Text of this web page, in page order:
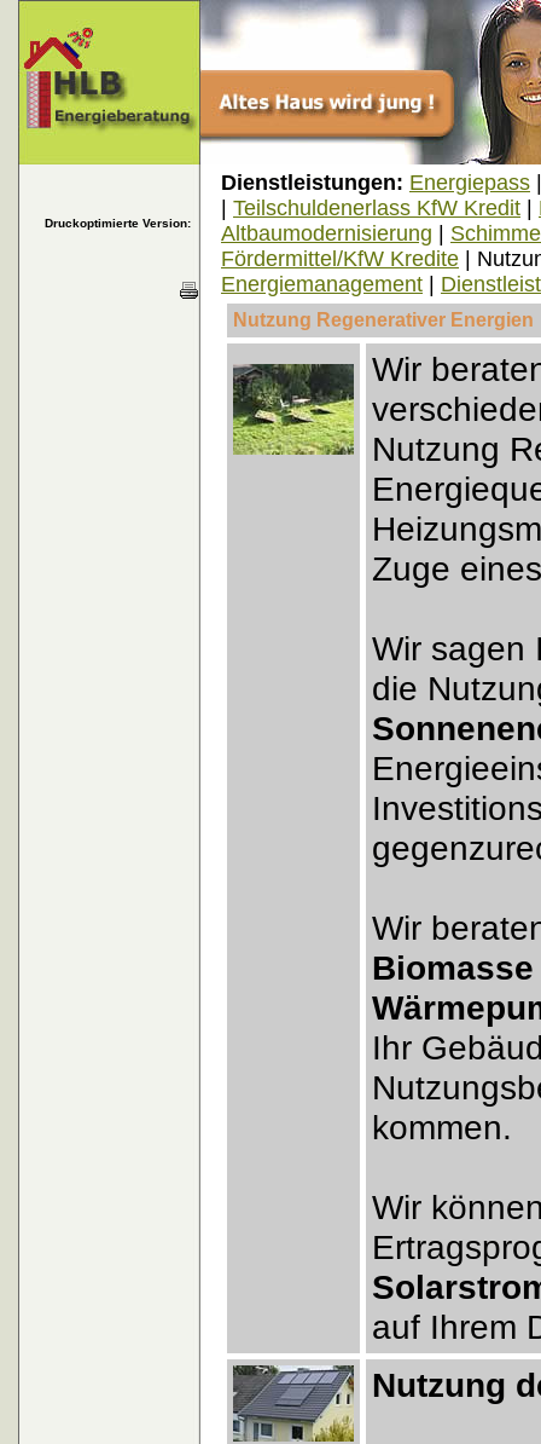
Druckoptimierte Version:
Dienstleistungen: Energiepass
Teilschuldenerlass KfW Kredit
Altbaumodernisierung
Fördermittel/KfW Kredite |
Energiemanagement
Nutzung Regenerativer Energien
Wir
Nutzung
Zuge
Wir sagen
die
Wir
Biomasse
Ihr
kommen.
Wir
auf Ihrem
Nutzung